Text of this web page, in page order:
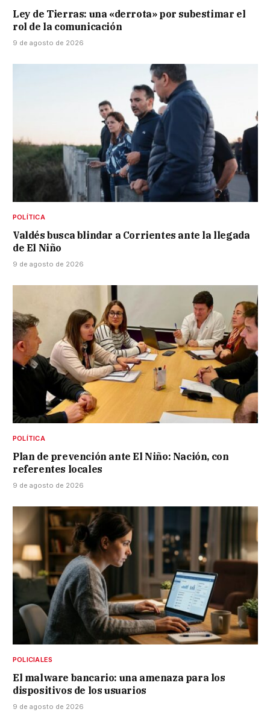
Ley de Tierras: una «derrota» por subestimar el
rol de la comunicación
9 de agosto de 2026
POLÍTICA
Valdés busca blindar a Corrientes ante la llegada
de El Niño
9 de agosto de 2026
POLÍTICA
Plan de prevención ante El Niño: Nación, con
referentes locales
9 de agosto de 2026
POLICIALES
El malware bancario: una amenaza para los
dispositivos de los usuarios
9 de agosto de 2026